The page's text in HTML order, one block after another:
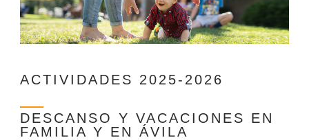
ACTIVIDADES 2025-2026
DESCANSO Y VACACIONES EN
FAMILIA Y EN ÁVILA